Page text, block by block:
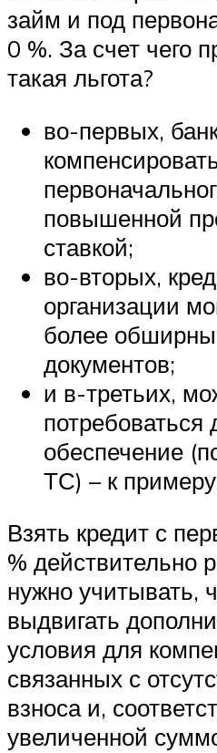
займ и под
0 %. За счет чего
такая льгота?
во-первых,
повышенной
ставкой;
во-вторых,
организации
более
документов;
и в-третьих,
потребоваться
обеспечение
ТС) – к
Взять кредит с
% действительно
нужно учитывать,
выдвигать
условия для
связанных с
взноса и,
увеличенной